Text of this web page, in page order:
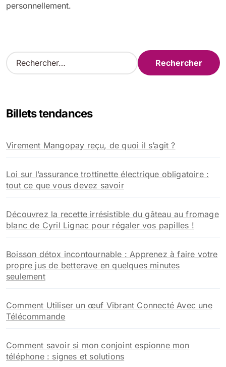
personnellement.
R
e
r
e
r
:
Billets tendances
Virement Mangopay reçu, de quoi il s’agit ?
Loi sur l’assurance trottinette électrique obligatoire :
tout ce que vous devez savoir
Découvrez la recette irrésistible du gâteau au fromage
blanc de Cyril Lignac pour régaler vos papilles !
Boisson détox incontournable : Apprenez à faire votre
propre jus de betterave en quelques minutes
seulement
Comment Utiliser un œuf Vibrant Connecté Avec une
Télécommande
Comment savoir si mon conjoint espionne mon
téléphone : signes et solutions